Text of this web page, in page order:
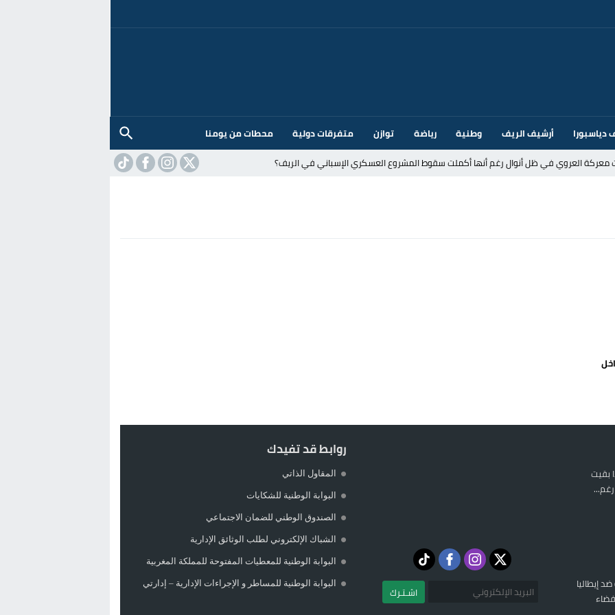
دياسبورا أرشيف الريف وطنية رياضة توازن متفرقات دولية
محطات من يومنا
معركة العروي في ظل أنوال رغم أنها أكملت سقوط المشروع العسكري الإسباني في الريف؟
بسبب الضوابط الحدودية في فضاء شنغن
لرعاية القاصرين في سبتة
بقيت
إيطاليا
اشـتـرك
روابط قد تفيدك
المقاول الذاتي
البوابة الوطنية للشكايات
الصندوق الوطني للضمان الاجتماعي
الشباك الإلكتروني لطلب الوثائق الإدارية
البوابة الوطنية للمعطيات المفتوحة للمملكة المغربية
البوابة الوطنية للمساطر و الإجراءات الإدارية – إدارتي